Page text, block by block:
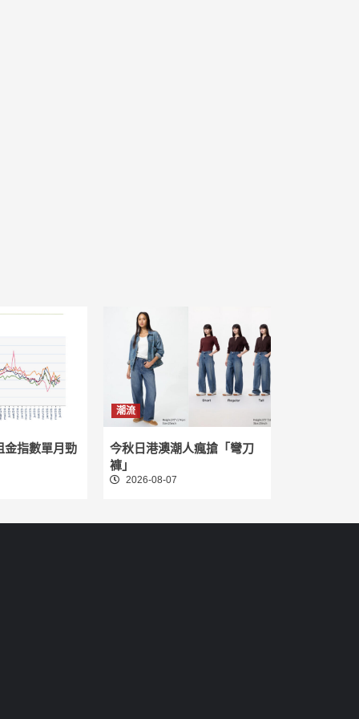
金指數單月勁
潮流
今秋日港澳潮人瘋搶「彎刀
褲」
2026-08-07